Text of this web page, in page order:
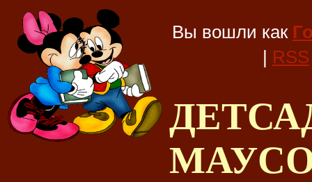
Вы вошли как
| RSS